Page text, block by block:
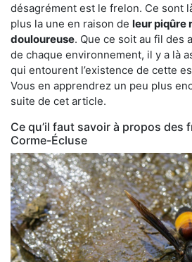
désagrément est le frelon. Ce sont
plus la une en raison de leur piqûre
douloureuse. Que ce soit au fil des
de chaque environnement, il y a là
qui entourent l’existence de cette
Vous en apprendrez un peu plus
suite de cet article.
Ce qu’il faut savoir à propos des
Corme-Écluse